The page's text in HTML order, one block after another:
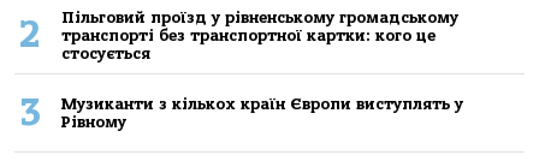
2
Пільговий проїзд у рівненському громадському
транспорті без транспортної картки: кого це
стосується
3
Музиканти з кількох країн Європи виступлять у
Рівному